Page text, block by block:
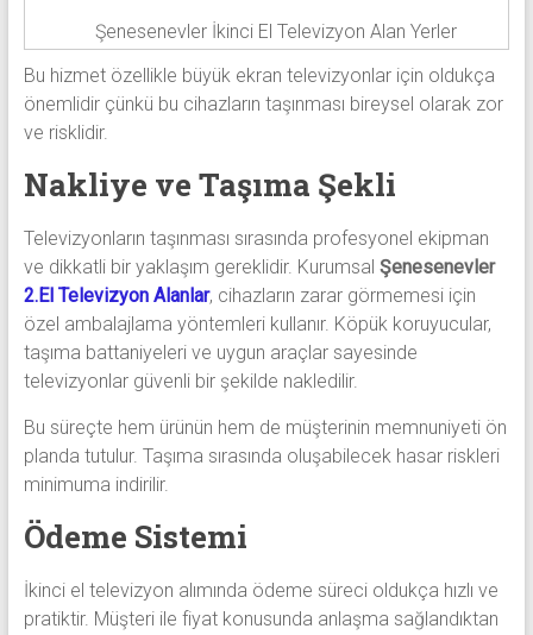
Şenesenevler İkinci El Televizyon Alan Yerler
Bu hizmet özellikle büyük ekran televizyonlar için oldukça
önemlidir çünkü bu cihazların taşınması bireysel olarak zor
ve risklidir.
Nakliye ve Taşıma Şekli
Televizyonların taşınması sırasında profesyonel ekipman
ve dikkatli bir yaklaşım gereklidir. Kurumsal Şenesenevler
2.El Televizyon Alanlar, cihazların zarar görmemesi için
özel ambalajlama yöntemleri kullanır. Köpük koruyucular,
taşıma battaniyeleri ve uygun araçlar sayesinde
televizyonlar güvenli bir şekilde nakledilir.
Bu süreçte hem ürünün hem de müşterinin memnuniyeti ön
planda tutulur. Taşıma sırasında oluşabilecek hasar riskleri
minimuma indirilir.
Ödeme Sistemi
İkinci el televizyon alımında ödeme süreci oldukça hızlı ve
pratiktir. Müşteri ile fiyat konusunda anlaşma sağlandıktan